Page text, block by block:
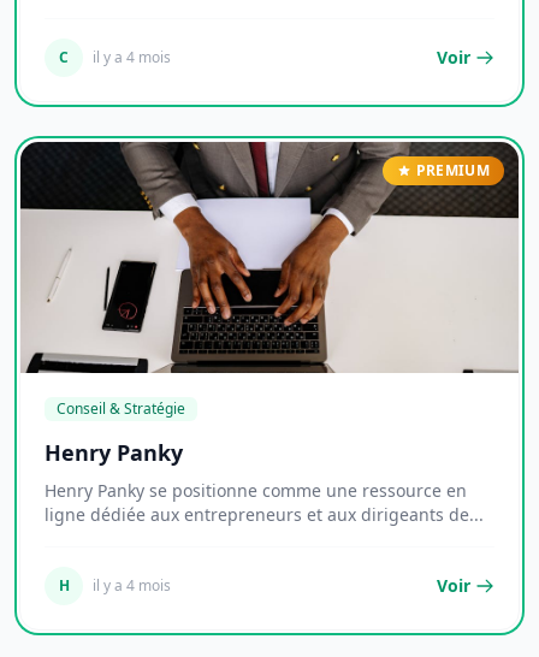
C il y a 4 mois Voir
PREMIUM
Conseil & Stratégie
Henry Panky
Henry Panky se positionne comme une ressource en
ligne dédiée aux entrepreneurs et aux dirigeants de...
H il y a 4 mois Voir